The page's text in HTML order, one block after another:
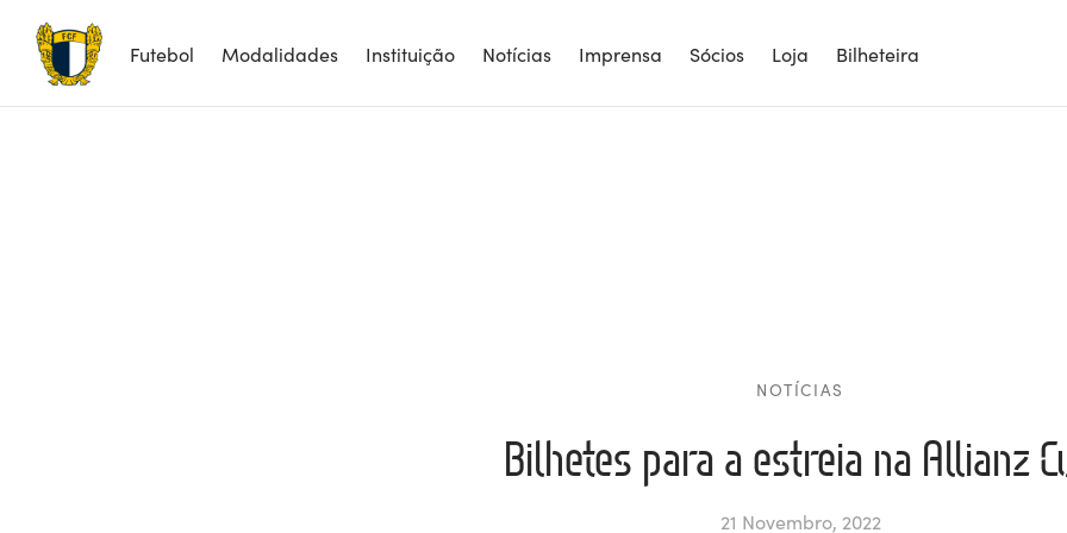
Futebol Modalidades Instituição Notícias Imprensa Sócios Loja Bilheteira
NOTÍCIAS
Bilhetes para a estreia na Allianz
21 Novembro, 2022